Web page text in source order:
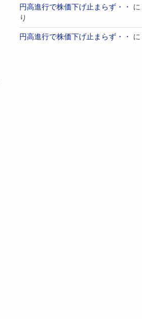
円高進行で株価下げ止まらず・・ に
り
円高進行で株価下げ止まらず・・ に